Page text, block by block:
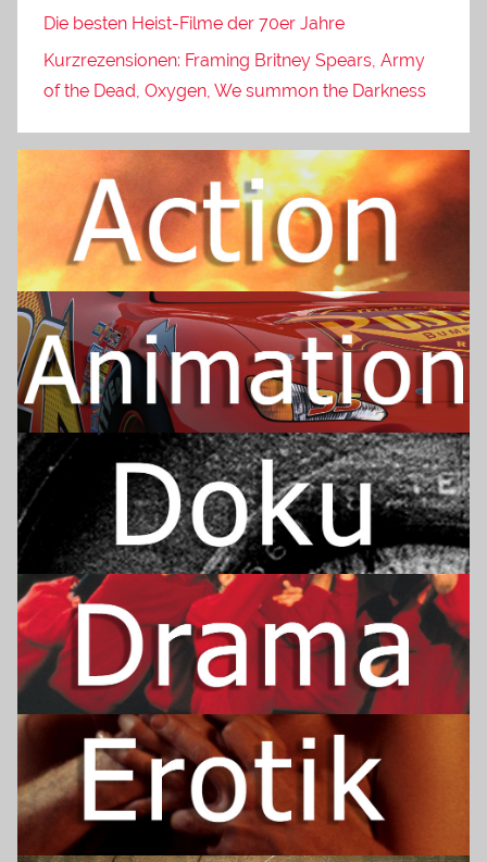
Die besten Heist-Filme der 70er Jahre
Kurzrezensionen: Framing Britney Spears, Army
of the Dead, Oxygen, We summon the Darkness